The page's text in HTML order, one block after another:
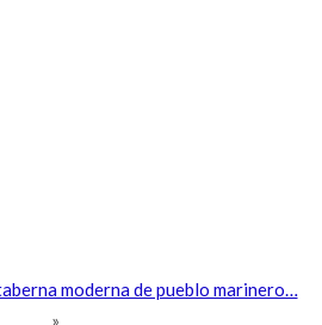
moderna de pueblo marinero…